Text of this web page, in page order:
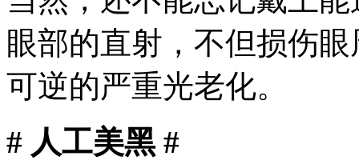
眼部的直射，不但损伤
可逆的严重光老化。
# 人工美黑 #